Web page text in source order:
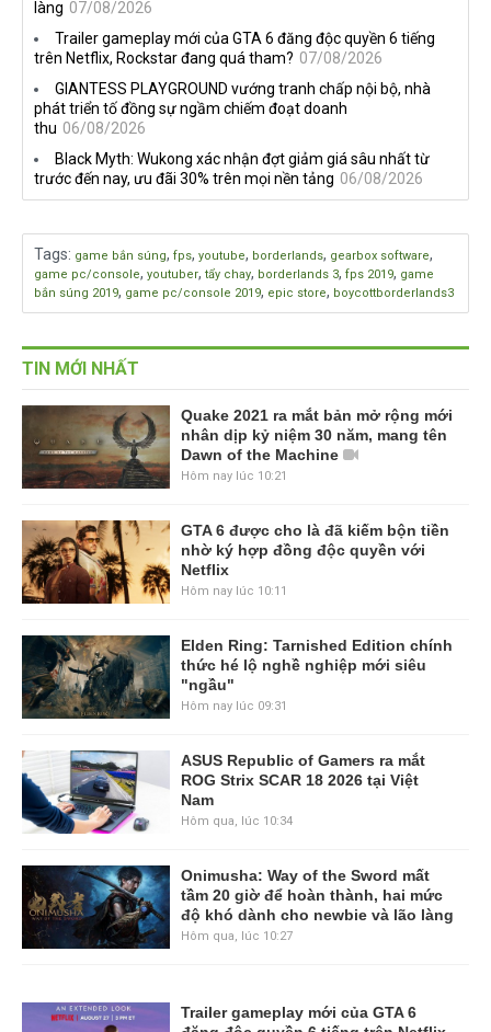
làng 07/08/2026
Trailer gameplay mới của GTA 6 đăng độc quyền 6 tiếng
trên Netflix, Rockstar đang quá tham? 07/08/2026
GIANTESS PLAYGROUND vướng tranh chấp nội bộ, nhà
phát triển tố đồng sự ngầm chiếm đoạt doanh
thu 06/08/2026
Black Myth: Wukong xác nhận đợt giảm giá sâu nhất từ
trước đến nay, ưu đãi 30% trên mọi nền tảng 06/08/2026
Tags: game bắn súng, fps, youtube, borderlands, gearbox software,
game pc/console, youtuber, tẩy chay, borderlands 3, fps 2019, game
bắn súng 2019, game pc/console 2019, epic store, boycottborderlands3
TIN MỚI NHẤT
Quake 2021 ra mắt bản mở rộng mới
nhân dịp kỷ niệm 30 năm, mang tên
Dawn of the Machine
Hôm nay lúc 10:21
GTA 6 được cho là đã kiếm bộn tiền
nhờ ký hợp đồng độc quyền với
Netflix
Hôm nay lúc 10:11
Elden Ring: Tarnished Edition chính
thức hé lộ nghề nghiệp mới siêu
"ngầu"
Hôm nay lúc 09:31
ASUS Republic of Gamers ra mắt
ROG Strix SCAR 18 2026 tại Việt
Nam
Hôm qua, lúc 10:34
Onimusha: Way of the Sword mất
tầm 20 giờ để hoàn thành, hai mức
độ khó dành cho newbie và lão làng
Hôm qua, lúc 10:27
Trailer gameplay mới của GTA 6